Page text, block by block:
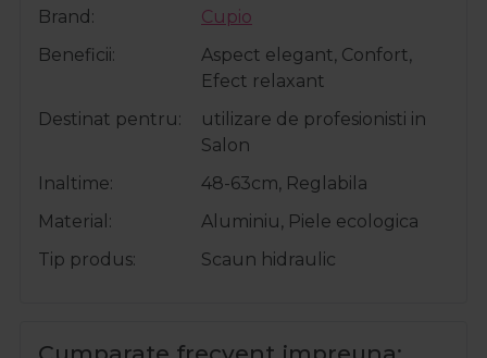
Brand
Cupio
Beneficii
Aspect elegant, Confort,
Efect relaxant
Destinat pentru
utilizare de profesionisti in
Salon
Inaltime
48-63cm, Reglabila
Material
Aluminiu, Piele ecologica
Tip produs
Scaun hidraulic